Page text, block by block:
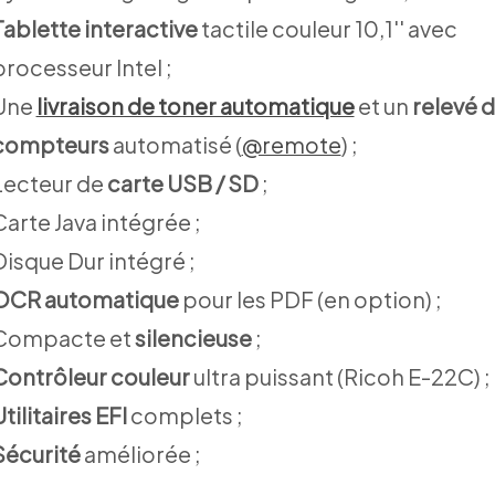
interactivetactile couleur 10,1'' avec
Intel ;
livraison de toner automatiqueet un relevé
automatisé (@remote) ;
decarte USB / SD;
Java intégrée ;
Dur intégré ;
automatiquepour les PDF (en option) ;
etsilencieuse;
couleurultra puissant (Ricoh E-22C) ;
EFIcomplets ;
améliorée ;